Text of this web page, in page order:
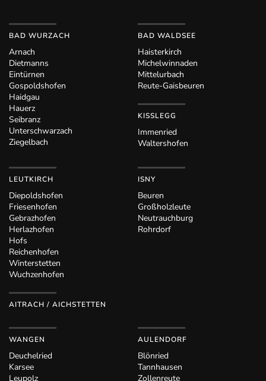
BAD WURZACH
Arnach
Dietmanns
Eintürnen
Gospoldshofen
Haidgau
Hauerz
Seibranz
Unterschwarzach
Ziegelbach
BAD WALDSEE
Haisterkirch
Michelwinnaden
Mittelurbach
Reute-Gaisbeuren
KISSLEGG
Immenried
Waltershofen
LEUTKIRCH
Diepoldshofen
Friesenhofen
Gebrazhofen
Herlazhofen
Hofs
Reichenhofen
Winterstetten
Wuchzenhofen
AITRACH / AICHSTETTEN
ISNY
Beuren
Großholzleute
Neutrauchburg
Rohrdorf
WANGEN
Deuchelried
Karsee
Leupolz
AULENDORF
Blönried
Tannhausen
Zollenreute